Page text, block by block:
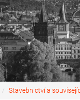
Stavebnictví a